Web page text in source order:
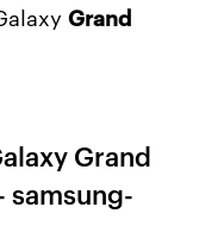
Grand
Grand
samsung-